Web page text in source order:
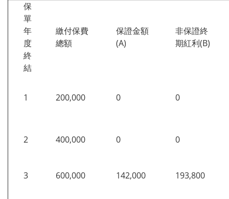
保
單
年
度
終
結
繳付保費
總額
保證金額
(A)
非保證終
期紅利(B)
1 200,000 0 0
2 400,000 0 0
3 600,000 142,000 193,800